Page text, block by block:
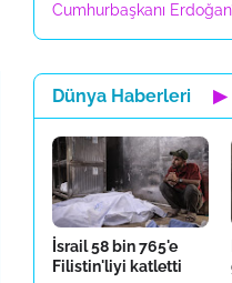
Cumhurbaşkanı
Dünya Haberleri
İsrail 58 bin 765'e
Filistin'liyi katletti